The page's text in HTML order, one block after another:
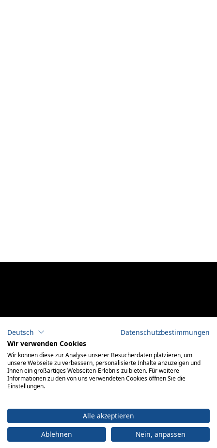
Deutsch
Datenschutzbestimmungen
Wir verwenden Cookies
Wir können diese zur Analyse unserer Besucherdaten platzieren, um
unsere Webseite zu verbessern, personalisierte Inhalte anzuzeigen und
Ihnen ein großartiges Webseiten-Erlebnis zu bieten. Für weitere
Informationen zu den von uns verwendeten Cookies öffnen Sie die
Einstellungen.
Alle akzeptieren
Ablehnen
Nein, anpassen